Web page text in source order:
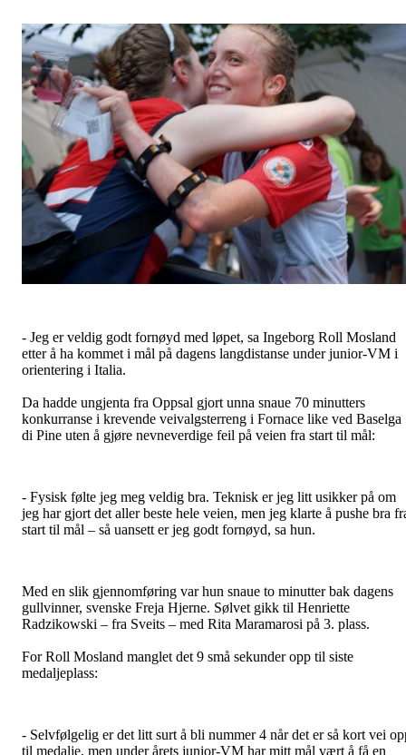
- Jeg er veldig godt fornøyd med løpet, sa Ingeborg Roll Mosland
etter å ha kommet i mål på dagens langdistanse under junior-VM i
orientering i Italia.
Da hadde ungjenta fra Oppsal gjort unna snaue 70 minutters
konkurranse i krevende veivalgsterreng i Fornace like ved Baselga
di Pine uten å gjøre nevneverdige feil på veien fra start til mål:
- Fysisk følte jeg meg veldig bra. Teknisk er jeg litt usikker på om
jeg har gjort det aller beste hele veien, men jeg klarte å pushe bra
start til mål – så uansett er jeg godt fornøyd, sa hun.
Med en slik gjennomføring var hun snaue to minutter bak dagens
gullvinner, svenske Freja Hjerne. Sølvet gikk til Henriette
Radzikowski – fra Sveits – med Rita Maramarosi på 3. plass.
For Roll Mosland manglet det 9 små sekunder opp til siste
medaljeplass:
- Selvfølgelig er det litt surt å bli nummer 4 når det er så kort vei
til medalje, men under årets junior-VM har mitt mål vært å få en